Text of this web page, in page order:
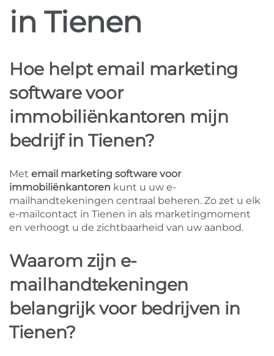
in Tienen
Hoe helpt email marketing
software voor
immobiliënkantoren mijn
bedrijf in Tienen?
Met email marketing software voor
immobiliënkantoren kunt u uw e-
mailhandtekeningen centraal beheren. Zo zet u elk
e-mailcontact in Tienen in als marketingmoment
en verhoogt u de zichtbaarheid van uw aanbod.
Waarom zijn e-
mailhandtekeningen
belangrijk voor bedrijven in
Tienen?